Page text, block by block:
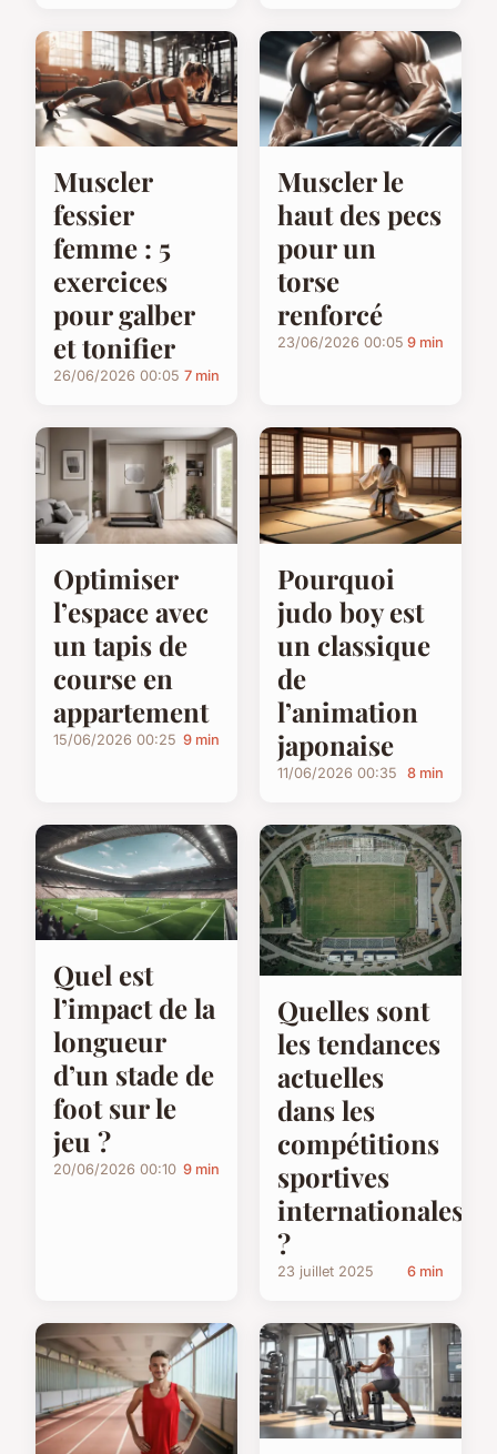
Muscler
fessier
femme : 5
exercices
pour galber
et tonifier
26/06/2026 00:05 7 min
Muscler le
haut des pecs
pour un
torse
renforcé
23/06/2026 00:05 9 min
Optimiser
l’espace avec
un tapis de
course en
appartement
15/06/2026 00:25 9 min
Pourquoi
judo boy est
un classique
de
l’animation
japonaise
11/06/2026 00:35 8 min
Quel est
l’impact de la
longueur
d’un stade de
foot sur le
jeu ?
20/06/2026 00:10 9 min
Quelles sont
les tendances
actuelles
dans les
compétitions
sportives
internationales
?
23 juillet 2025 6 min